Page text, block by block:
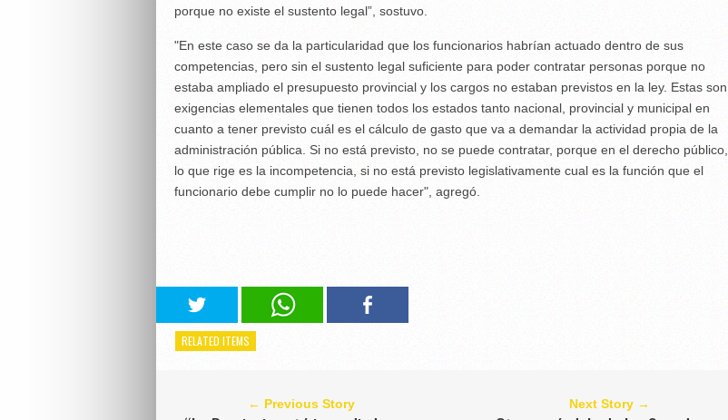
porque no existe el sustento legal”, sostuvo.
"En este caso se da la particularidad que los funcionarios habrían actuado dentro de sus
competencias, pero sin el sustento legal suficiente para poder contratar personas porque no
estaba ampliado el presupuesto provincial y los cargos no estaban previstos en la ley. Estas son
exigencias elementales que tienen todos los estados tanto nacional, provincial y municipal en
cuanto a tener previsto cuál es el cálculo de gasto que va a demandar la actividad propia de la
administración pública. Si no está previsto, no se puede contratar, porque en el derecho público,
lo que rige es la incompetencia, si no está previsto legislativamente cual es la función que el
funcionario debe cumplir no lo puede hacer", agregó.
RELATED ITEMS
← Previous Story Next Story →